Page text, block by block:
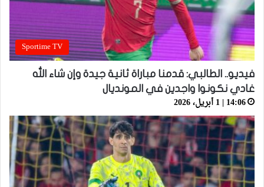
Sportime TV
فيديو.. الطالبي: قدمنا مباراة ثانية جيدة وإن شاء الله
غادي نكونوا واجدين في المونديال
14:06 | 1 أبريل، 2026